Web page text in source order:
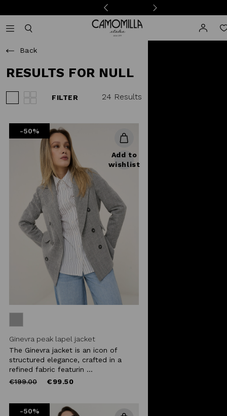
Camomilla Italia®
Back
RESULTS FOR NULL
FILTER 24 Results
-50%
Add to
wishlist
Ginevra peak lapel jacket
The Ginevra jacket is an icon of
structured elegance, crafted in a
refined fabric featurin ...
Price
€199.00to €99.50
-50%